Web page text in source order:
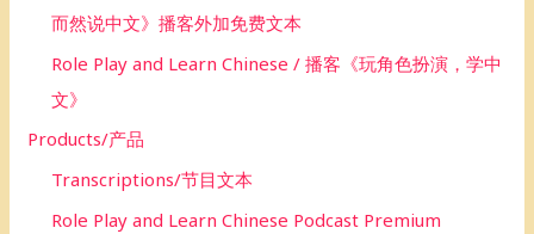
而然说中文》播客外加免费文本
Role Play and Learn Chinese / 播客《玩角色扮演，学中
文》
Products/产品
Transcriptions/节目文本
Role Play and Learn Chinese Podcast Premium